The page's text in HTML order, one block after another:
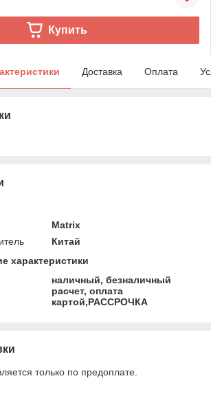
Купить
Доставка Оплата
Matrix
Китай
характеристики
наличный, безналичный
расчет, оплата
картой,РАССРОЧКА
только по предоплате.